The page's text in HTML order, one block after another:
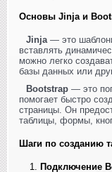
Основы Jinja и
Jinja— это
вставлять
можно легко
базы данных или
Bootstrap — это
помогает быстро
страницы. Он
таблицы, формы,
Шаги по созданию
Подключение